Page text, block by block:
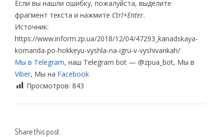
Если вы нашли ошибку, пожалуйста, выделите
фрагмент текста и нажмите Ctrl+Enter.
Источник:
https://www.inform.zp.ua/2018/12/04/47293_kanadskaya-
komanda-po-hokkeyu-vyshla-na-igru-v-vyshivankah/
Мы в Telegram, наш Telegram bot — @zpua_bot, Мы в
Viber, Мы на Facebook
Просмотров: 843
Share this post